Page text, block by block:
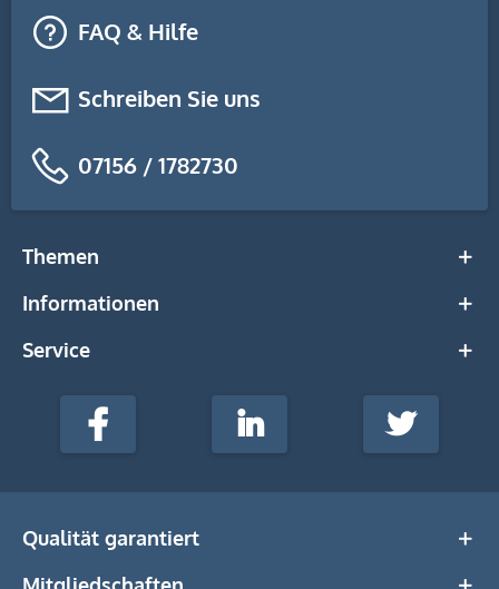
FAQ & Hilfe
Schreiben Sie uns
07156 / 1782730
Themen
Informationen
Service
stempel-
Media
Facebook LinkedIn Twitter
Qualität garantiert
Mitgliedschaften